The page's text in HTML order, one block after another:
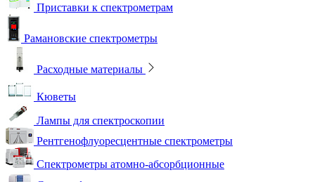
Приставки к спектрометрам
Рамановские спектрометры
Расходные материалы
Кюветы
Лампы для спектроскопии
Рентгенофлуоресцентные спектрометры
Спектрометры атомно-абсорбционные